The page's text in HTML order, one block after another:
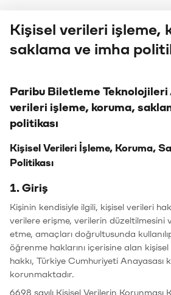
Kişisel verileri işleme,
saklama ve imha
Paribu Biletleme Teknolojileri
verileri işleme, koruma,
politikası
Kişisel Verileri İşleme, Koruma,
Politikası
1. Giriş
Kişinin kendisiyle ilgili, kişisel verileri
verilere erişme, verilerin düzeltilmesini
etme, amaçları doğrultusunda kullanılıp
öğrenme haklarını içerisine alan
hakkı, Türkiye Cumhuriyeti Anayasası
korunmaktadır.
6698 sayılı Kişisel Verilerin Korunması
Paribu Pass Ana Sayfa
Paribu
ParibuLog
Paribu Art
Kurumsal
KVKK Aydınlatma Metni
Kullanım koşulları
Üyelik sözleşmesi
Ön bilgilendirme metni
Çerez tercihleri
Nasıl
Popüler Kategoriler
Müzik
Tiyatro